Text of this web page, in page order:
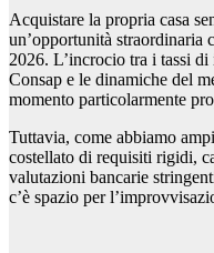
Acquistare la propria casa
un’opportunità straordinaria
2026. L’incrocio tra i tassi
Consap e le dinamiche del
momento particolarmente
Tuttavia, come abbiamo
costellato di requisiti rigidi,
valutazioni bancarie
c’è spazio per